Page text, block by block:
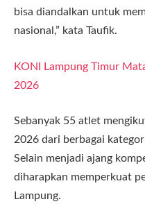
bisa diandalkan untuk
nasional,” kata Taufik.
KONI Lampung Timur
2026
Sebanyak 55 atlet
2026 dari berbagai
Selain menjadi ajang
diharapkan memperkuat
Lampung.